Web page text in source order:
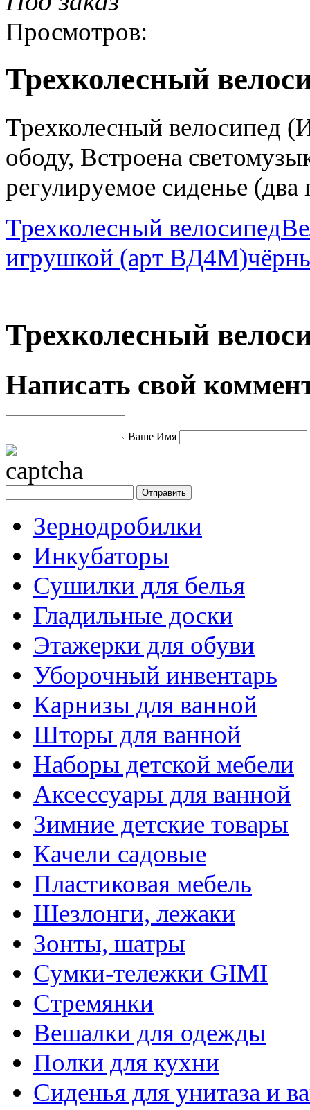
Просмотров:
Трехколесный
Трехколесный велосипед
ободу, Встроена
регулируемое сиденье
Трехколесный велосипед
игрушкой (арт
Трехколесный
Написать свой
Ваше Имя
Зернодробилки
Инкубаторы
Сушилки для белья
Гладильные доски
Этажерки для обуви
Уборочный инвентарь
Карнизы для ванной
Шторы для ванной
Наборы детской мебели
Аксессуары для ванной
Зимние детские товары
Качели садовые
Пластиковая мебель
Шезлонги, лежаки
Зонты, шатры
Сумки-тележки GIMI
Стремянки
Вешалки для одежды
Полки для кухни
Сиденья для унитаза и